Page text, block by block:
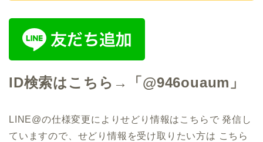
ID検索はこちら→「@946ouaum」
LINE@の仕様変更によりせどり情報はこちらで 発信し
ていますので、せどり情報を受け取りたい方は こちら